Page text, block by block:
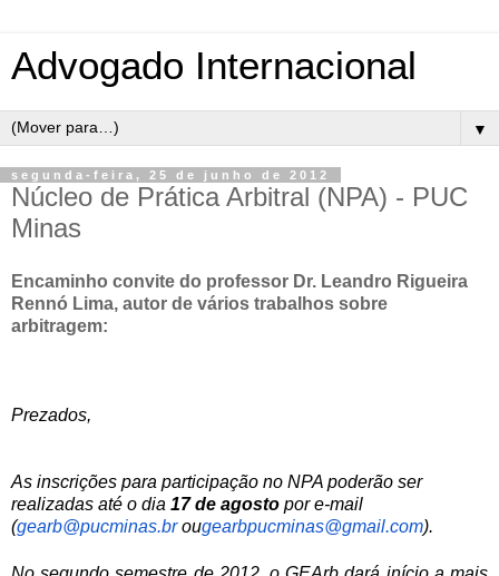
Advogado Internacional
▼
segunda-feira, 25 de junho de 2012
Núcleo de Prática Arbitral (NPA) - PUC
Minas
Encaminho convite do professor Dr. Leandro Rigueira
Rennó Lima, autor de vários trabalhos sobre
arbitragem:
Prezados,
As inscrições para participação no NPA poderão ser
realizadas até o dia 17 de agosto por e-mail
(gearb@pucminas.brougearbpucminas@gmail.com).